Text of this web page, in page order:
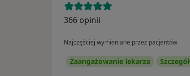
366 opinii
Najczęściej wymieniane przez pacjentów
Zaangażowanie lekarza